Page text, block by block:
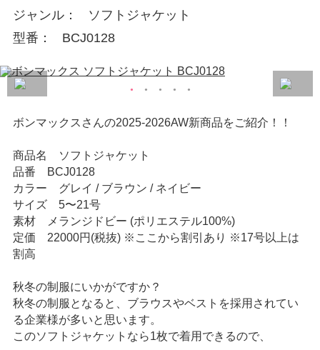
ジャンル
ソフトジャケット
型番
BCJ0128
ボンマックスさんの2025-2026AW新商品をご紹介！！
商品名 ソフトジャケット
品番 BCJ0128
カラー グレイ / ブラウン / ネイビー
サイズ 5〜21号
素材 メランジドビー (ポリエステル100%)
定価 22000円(税抜) ※ここから割引あり ※17号以上は
割高
秋冬の制服にいかがですか？
秋冬の制服となると、ブラウスやベストを採用されてい
る企業様が多いと思います。
このソフトジャケットなら1枚で着用できるので、